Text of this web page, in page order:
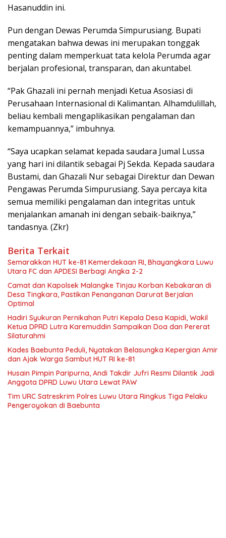
Hasanuddin ini.
Pun dengan Dewas Perumda Simpurusiang. Bupati
mengatakan bahwa dewas ini merupakan tonggak
penting dalam memperkuat tata kelola Perumda agar
berjalan profesional, transparan, dan akuntabel.
“Pak Ghazali ini pernah menjadi Ketua Asosiasi di
Perusahaan Internasional di Kalimantan. Alhamdulillah,
beliau kembali mengaplikasikan pengalaman dan
kemampuannya,” imbuhnya.
“Saya ucapkan selamat kepada saudara Jumal Lussa
yang hari ini dilantik sebagai Pj Sekda. Kepada saudara
Bustami, dan Ghazali Nur sebagai Direktur dan Dewan
Pengawas Perumda Simpurusiang. Saya percaya kita
semua memiliki pengalaman dan integritas untuk
menjalankan amanah ini dengan sebaik-baiknya,”
tandasnya. (Zkr)
Berita Terkait
Semarakkan HUT ke-81 Kemerdekaan RI, Bhayangkara Luwu
Utara FC dan APDESI Berbagi Angka 2-2
Camat dan Kapolsek Malangke Tinjau Korban Kebakaran di
Desa Tingkara, Pastikan Penanganan Darurat Berjalan
Optimal
Hadiri Syukuran Pernikahan Putri Kepala Desa Kapidi, Wakil
Ketua DPRD Lutra Karemuddin Sampaikan Doa dan Pererat
Silaturahmi
Kades Baebunta Peduli, Nyatakan Belasungka Kepergian Amir
dan Ajak Warga Sambut HUT RI ke-81
Husain Pimpin Paripurna, Andi Takdir Jufri Resmi Dilantik Jadi
Anggota DPRD Luwu Utara Lewat PAW
Tim URC Satreskrim Polres Luwu Utara Ringkus Tiga Pelaku
Pengeroyokan di Baebunta